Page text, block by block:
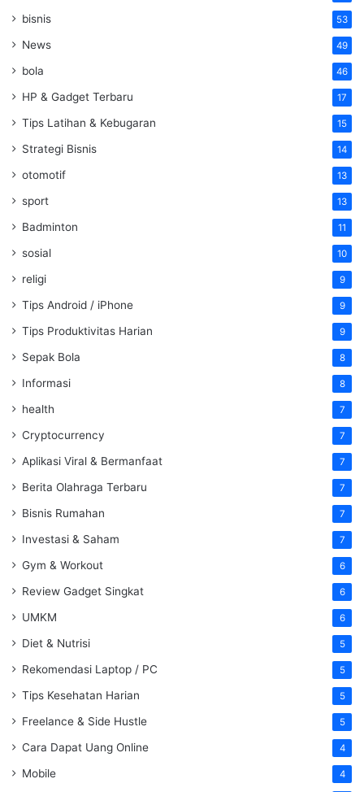
bisnis 53
News 49
bola 46
HP & Gadget Terbaru 17
Tips Latihan & Kebugaran 15
Strategi Bisnis 14
otomotif 13
sport 13
Badminton 11
sosial 10
religi 9
Tips Android / iPhone 9
Tips Produktivitas Harian 9
Sepak Bola 8
Informasi 8
health 7
Cryptocurrency 7
Aplikasi Viral & Bermanfaat 7
Berita Olahraga Terbaru 7
Bisnis Rumahan 7
Investasi & Saham 7
Gym & Workout 6
Review Gadget Singkat 6
UMKM 6
Diet & Nutrisi 5
Rekomendasi Laptop / PC 5
Tips Kesehatan Harian 5
Freelance & Side Hustle 5
Cara Dapat Uang Online 4
Mobile 4